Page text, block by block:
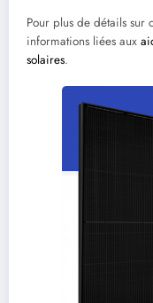
Pour plus de détails sur
informations liées aux
solaires.